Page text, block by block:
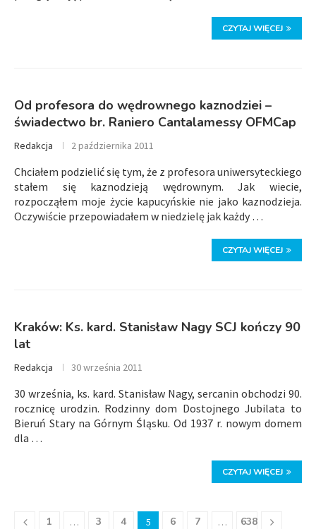
CZYTAJ WIĘCEJ
Od profesora do wędrownego kaznodziei –
świadectwo br. Raniero Cantalamessy OFMCap
Redakcja 2 października 2011
Chciałem podzielić się tym, że z profesora uniwersyteckiego
stałem się kaznodzieją wędrownym. Jak wiecie,
rozpocząłem moje życie kapucyńskie nie jako kaznodzieja.
Oczywiście przepowiadałem w niedzielę jak każdy …
CZYTAJ WIĘCEJ
Kraków: Ks. kard. Stanisław Nagy SCJ kończy 90
lat
Redakcja 30 września 2011
30 września, ks. kard. Stanisław Nagy, sercanin obchodzi 90.
rocznicę urodzin. Rodzinny dom Dostojnego Jubilata to
Bieruń Stary na Górnym Śląsku. Od 1937 r. nowym domem
dla …
CZYTAJ WIĘCEJ
1 … 3 4 5 6 7 … 638